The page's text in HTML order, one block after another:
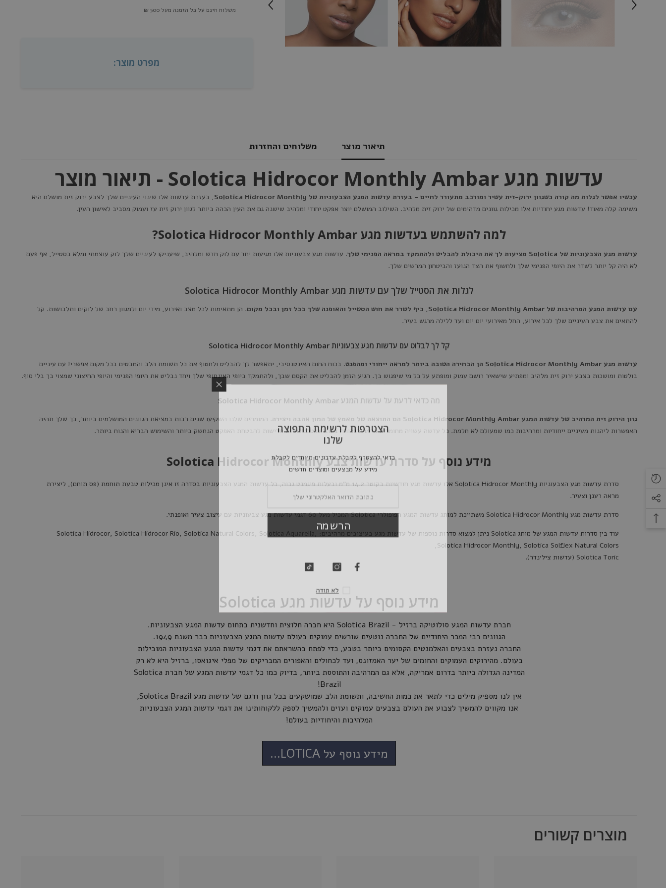
משלוח חינם על כל הזמנה מעל 500 ₪
מפרט מוצר:
תיאור מוצר משלוחים והחזרות
עדשות מגע Solotica Hidrocor Monthly Ambar - תיאור מוצר
עכשיו אפשר לגלות מה קורה כשגוון ירוק-זית עשיר ומורכב מתעורר לחיים - בעזרת עדשות המגע הצבעוניות של Solotica Hidrocor Monthly
, בעזרת עדשות אלו שינוי העיניים שלך לצבע ירוק זית מושלם היא
משימה קלה מאוד! עדשות מגע יחודיות אלו מכילות גוונים מדהימים של ירוק זית מלהיב. השילוב המושלם יוצר אפקט יחודי ומלהיב שישנה גם את העין הכהה ביותר לגוון ירוק זית עז ועמוק מסביב לאישון העין.
למה להשתמש בעדשות מגע Solotica Hidrocor Monthly Ambar?
עדשות מגע הצבעוניות של Solotica מציעות לך את היכולת להבליט ולהתמקד במראה הפנימי שלך
. עדשות מגע צבעוניות אלו מגיעות יחד עם לוק חדש ומלהיב, שיעניקו לעיניים שלך לוק עוצמתי ומלא בסטייל, אף פעם
לא היה קל יותר לשדר את היופי הפנימי שלך ולחשוף את הצד הנועז והביטחון המרשים שלך.
לגלות את הסטייל שלך עם עדשות מגע Solotica Hidrocor Monthly Ambar
עם עדשות המגע המרהיבות של Solotica Hidrocor Monthly Ambar, כיף לשדר את חוש הסטייל והאופנה שלך בכל זמן ובכל מקום
. הן מתאימות לכל מצב ואירוע, מידי יום ולמגוון רחב של לוקים ותלבושות. קל
להתאים את צבע העיניים שלך לכל אירוע, החל מאירועי יום יום ועד ללילה מרגש בעיר.
קל לך לבלוט עם עדשות מגע צבעוניות Solotica Hidrocor Monthly Ambar
עדשות מגע Solotica Hidrocor Monthly Ambar הן הבחירה הטובה ביותר למראה ייחודי ומהפנט
. בכוח החום האינטנסיבי, יתאפשר לך להבליט ולחטוף את כל תשומת הלב והמבטים בכל מקום אפשרי! עם עיניים
בולטות ומושכות בצבע ירוק זית מלהיב ומפתיע שישאיר רושם עמוק ומופתע על כל מי שיפגוש בך. הגיע הזמן להבליט את הקסם שבך, ולהתמקד ביופי האינסופי שלך ויחד נבליט את היופי הפנימי והיופי החיצוני שמצוי בך בלי סוף.
מה כדאי לדעת על עדשות המגע Solotica Hidrocor Monthly Ambar
גוון הירוק זית המרהיב של עדשות המגע Solotica Hidrocor Monthly Ambar הם התוצאה של מאמץ של המון אהבה ויצירה
. המומחים שלנו השקיעו שנים רבות במציאת הגוונים המושלמים ביותר, כך שלך תהיה
האפשרות ליהנות מעיניים ייחודיות ומרהיבות כמו שמעולם לא חלמת. כל עדשה עשויה מחומרים ברמה הגבוהה ביותר ובטכנולוגיות חדישות להבטחת האפקט הנחשק ביותר והשימוש הבריא והנוח ביותר.
מידע נוסף על סדרת עדשות צבע Solotica Hidrocor Monthly
סדרת עדשות מגע הצבעוניות Solotica Hidrocor Monthly
אלו עדשות מגע חודשיות בקוטר 14.2 מ"מ ובעלות פיגמנט גבוה, כל עדשות המגע הצבעוניות בסדרה זו אינן מכילות טבעת תוחמת (פס תוחם), ליצירת
מראה רענן וצעיר.
סדרת עדשות מגע Solotica Hidrocor Monthly משתייכת למותג עדשות המגע הפופולריSolotica
המכיל מעל 60 דגמי עדשות מגע צבעוניות עם עיצוב צעיר ואופנתי.
עוד בין סדרות עדשות המגע של מותג Solotica ניתן למצוא סדרות נוספות של עדשות מגע בעיצובים מרהיבים: Solotica Hidrocor, Solotica Hidrocor Rio, Solotica Natural Colors, Solotica Aquarella,
Solotica Hidrocor Monthly, Solotica Solflex Natural Colors
,
Solotica Toric (עדשות צילינדר)
.
מידע נוסף על עדשות מגע Solotica
חברת עדשות המגע סולוטיקה ברזיל - Solotica Brazil היא חברה חלוצית וחדשנית בתחום עדשות המגע הצבעוניות.
הגוונים רבי המכר היחודיים של החברה נוטעים שורשים עמוקים בעולם עדשות המגע הצבעוניות כבר משנת 1949.
החברה נעזרת בצבעים והאלמנטים הקסומים ביותר בטבע, כדי לפתח בהשראתם את דגמי עדשות המגע הצבעוניות המובילות
בעולם. מהירוקים העמוקים והחומים של יער האמזונס, ועד לכחולים והאפורים המבריקים של מפלי איגואסו, ברזיל היא לא רק
המדינה הגדולה ביותר בדרום אמריקה, אלא גם המרהיבה והתוססת ביותר, בדיוק כמו כל דגמי עדשות המגע של חברת Solotica
Brazil!
אין לנו מספיק מילים כדי לתאר את כמות החשיבה, ותשומת הלב שמושקעים בכל גוון ודגם של עדשות מגע Solotica Brazil,
אנו מקווים להמשיך לצבוע את העולם בצבעים עמוקים ועזים ולהמשיך לספק ללקוחותינו את דגמי עדשות המגע הצבעוניות
המלהיבות והיחודיות בעולם!
מידע נוסף על SOLOTICA
מוצרים קשורים
הצטרפות לרשימת התפוצה
שלנו
כדאי להצטרף לקבלת עדכונים מיוחדים לקבלת
מידע על מבצעים ומוצרים חדשים